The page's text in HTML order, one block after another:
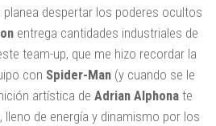
planea despertar los poderes ocultos
entrega cantidades industriales de
team-up, que me hizo recordar la
con Spider-Man (y cuando se le
artística de Adrian Alphona te
lleno de energía y dinamismo por los